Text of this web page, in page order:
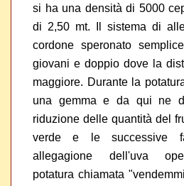
si ha una densità di 5000
di 2,50 mt. Il sistema di
cordone speronato
giovani e doppio dove la
maggiore. Durante la
una gemma e da qui ne
riduzione delle quantità del
verde e le successive
allegagione dell'uva
potatura chiamata